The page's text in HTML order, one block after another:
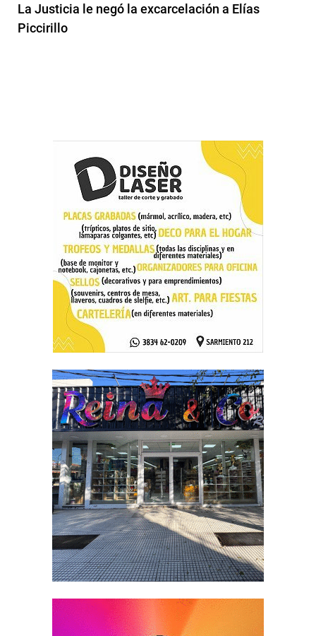
La Justicia le negó la excarcelación a Elías
Piccirillo